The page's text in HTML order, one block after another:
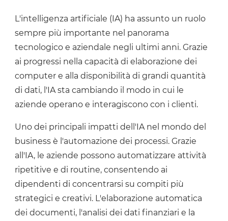
L'intelligenza artificiale (IA) ha assunto un ruolo
sempre più importante nel panorama
tecnologico e aziendale negli ultimi anni. Grazie
ai progressi nella capacità di elaborazione dei
computer e alla disponibilità di grandi quantità
di dati, l'IA sta cambiando il modo in cui le
aziende operano e interagiscono con i clienti.
Uno dei principali impatti dell'IA nel mondo del
business è l'automazione dei processi. Grazie
all'IA, le aziende possono automatizzare attività
ripetitive e di routine, consentendo ai
dipendenti di concentrarsi su compiti più
strategici e creativi. L'elaborazione automatica
dei documenti, l'analisi dei dati finanziari e la